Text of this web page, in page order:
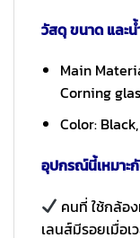
วัสดุ ขนาด และ
Main
Corning
Color:
อุปกรณ์นี้เหมาะ
คนที่ ใช้กล้อ
เลนส์มีรอยเมื่อเ